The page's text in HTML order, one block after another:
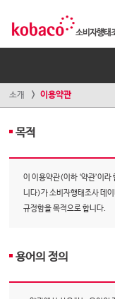
소개 이용약관
목적
이 이용약관(이하 ‘약관’이
니다)가 소비자행태조사 데
규정함을 목적으로 합니다.
용어의 정의